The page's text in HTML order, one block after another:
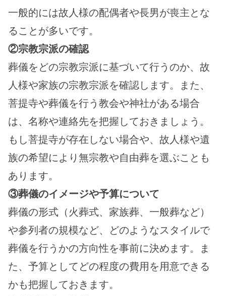
一般的には故人様の配偶者や長男が喪主とな
ることが多いです。
②宗教宗派の確認
葬儀をどの宗教宗派に基づいて行うのか、故
人様や家族の宗教宗派を確認します。また、
菩提寺や葬儀を行う教会や神社がある場合
は、名称や連絡先を把握しておきましょう。
もし菩提寺が存在しない場合や、故人様や遺
族の希望により無宗教や自由葬を選ぶことも
あります。
③葬儀のイメージや予算について
葬儀の形式（火葬式、家族葬、一般葬など）
や参列者の規模など、どのようなスタイルで
葬儀を行うかの方向性を事前に決めます。ま
た、予算としてどの程度の費用を用意できる
かも把握しておきます。